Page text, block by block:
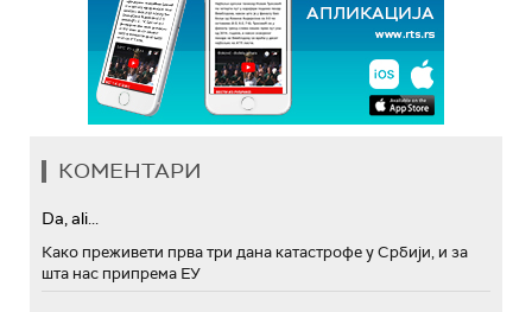
КОМЕНТАРИ
Da, ali...
Како преживети прва три дана катастрофе у Србији, и за
шта нас припрема ЕУ